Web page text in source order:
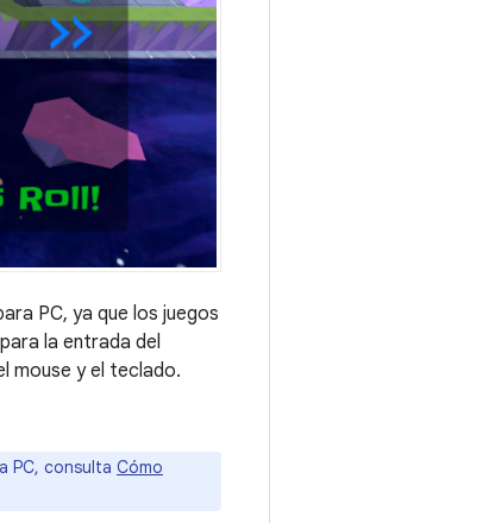
PC, ya que los juegos
la entrada del
mouse y el teclado.
PC, consulta Cómo